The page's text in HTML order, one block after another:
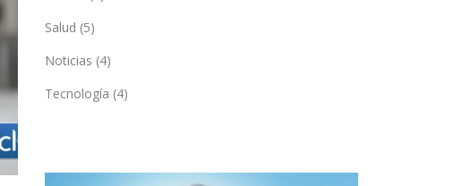
Salud (5)
Noticias (4)
Tecnología (4)